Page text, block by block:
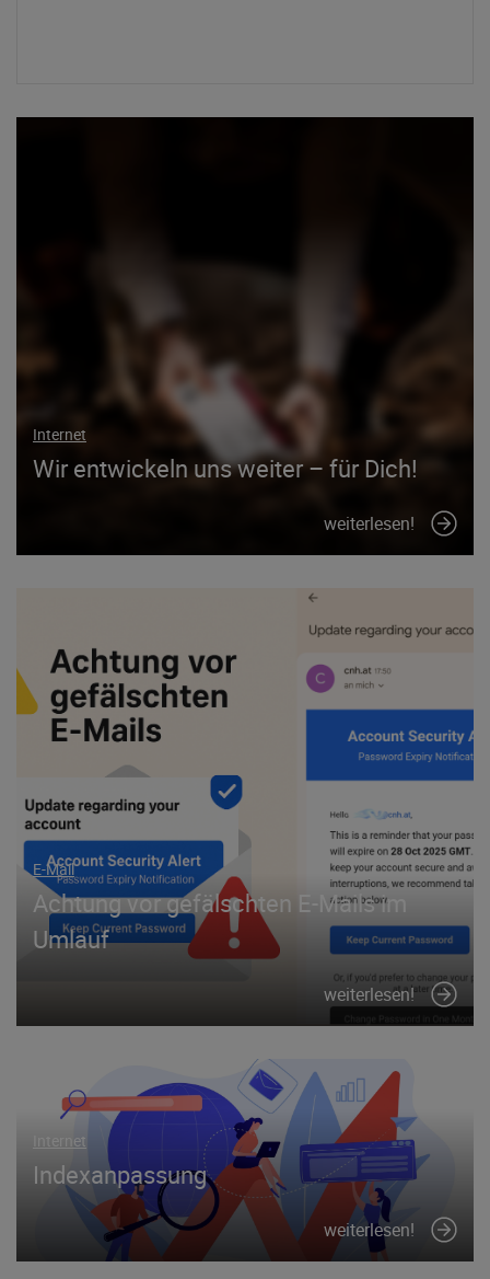
Internet
Wir entwickeln uns weiter – für Dich!
weiterlesen!
E-Mail
Achtung vor gefälschten E-Mails im
Umlauf
weiterlesen!
Internet
Indexanpassung
weiterlesen!